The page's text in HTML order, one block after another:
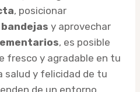
, posicionar
bandejas y aprovechar
, es posible
fresco y agradable en tu
salud y felicidad de tu
de un entorno